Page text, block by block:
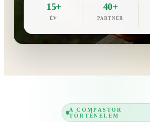
15+
ÉV
40+
PARTNER
A COMPASTOR
TÖRTÉNELEM